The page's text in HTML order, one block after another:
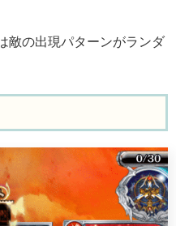
敵の出現パターンがランダ